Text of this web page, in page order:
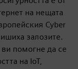
на нещата
Cyber
залозите.
помогне да се
на IoT,